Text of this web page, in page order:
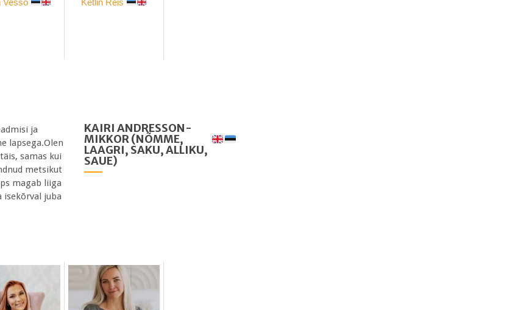
Vesso Ketlin Reis
KAIRI ANDRESSON-
MIKKOR(NÕMME,
LAAGRI, SAKU, ALLIKU,
SAUE)
ja
lapsega.Olen
samas kui
metsikut
magab liiga
isekõrval juba